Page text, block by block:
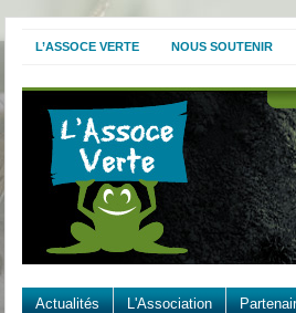
L’ASSOCE VERTE NOUS SOUTENIR
Actualités L'Association